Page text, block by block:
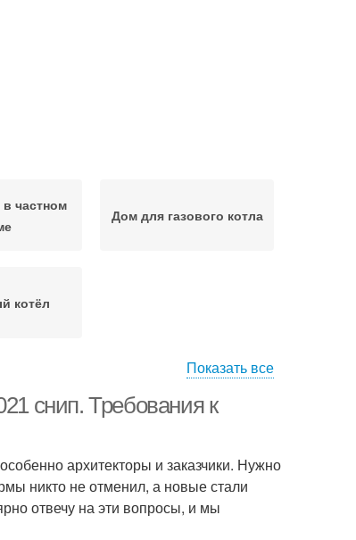
частном
Дом для газового котла
котёл
Показать все
снип. Требования к
архитекторы и заказчики. Нужно
никто не отменил, а новые стали
отвечу на эти вопросы, и мы